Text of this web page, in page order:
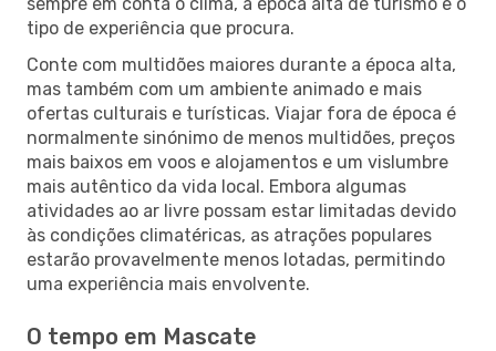
tipo de experiência que procura.
Conte com multidões maiores durante a época alta,
mas também com um ambiente animado e mais
ofertas culturais e turísticas. Viajar fora de época é
normalmente sinónimo de menos multidões, preços
mais baixos em voos e alojamentos e um vislumbre
mais autêntico da vida local. Embora algumas
atividades ao ar livre possam estar limitadas devido
às condições climatéricas, as atrações populares
estarão provavelmente menos lotadas, permitindo
uma experiência mais envolvente.
O tempo em Mascate